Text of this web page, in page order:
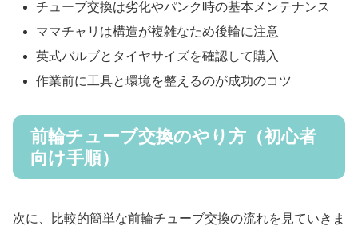
チューブ交換は劣化やパンク時の基本メンテナンス
ママチャリは構造が複雑なため後輪に注意
英式バルブとタイヤサイズを確認して購入
作業前に工具と環境を整えるのが成功のコツ
前輪チューブ交換のやり方（初心者
向け手順）
次に、比較的簡単な前輪チューブ交換の流れを見ていきま